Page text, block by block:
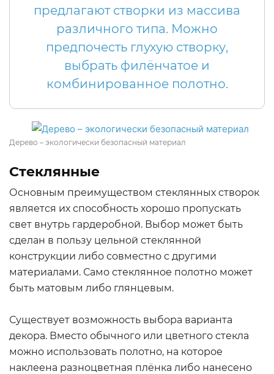
предлагают створки из массива
различного типа. Можно
предпочесть глухую створку,
выбрать филёнчатое и
комбинированное полотно.
Дерево – экологически безопасный материал
Стеклянные
Основным преимуществом стеклянных створок
является их способность хорошо пропускать
свет внутрь гардеробной. Выбор может быть
сделан в пользу цельной стеклянной
конструкции либо совместно с другими
материалами. Само стеклянное полотно может
быть матовым либо глянцевым.
Существует возможность выбора варианта
декора. Вместо обычного или цветного стекла
можно использовать полотно, на которое
наклеена разноцветная плёнка либо нанесено